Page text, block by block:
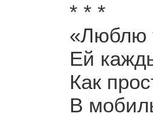
* * *
«Люблю
Ей
Как
В